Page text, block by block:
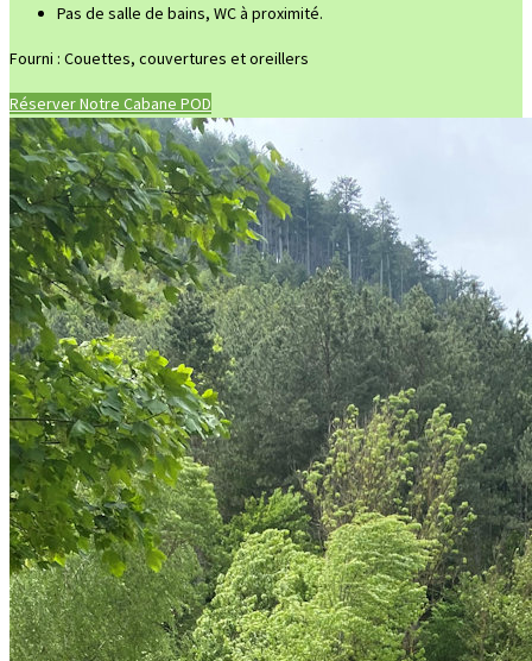
Pas de salle de bains, WC à proximité.
Fourni : Couettes, couvertures et oreillers
Réserver Notre Cabane POD